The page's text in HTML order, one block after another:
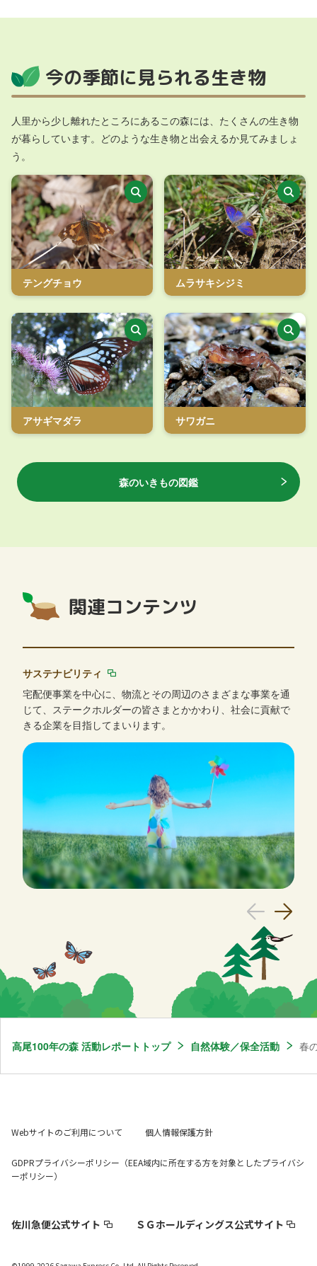
今の季節に見られる生き物
人里から少し離れたところにあるこの森には、たくさんの生き物
が暮らしています。どのような生き物と出会えるか見てみましょ
う。
テングチョウ ムラサキシジミ
アサギマダラ サワガニ
森のいきもの図鑑
関連コンテンツ
サステナビリティ
宅配便事業を中心に、物流とその周辺のさまざまな事業を通
じて、ステークホルダーの皆さまとかかわり、社会に貢献で
きる企業を目指してまいります。
高尾100年の森 活動レポートトップ 自然体験／保全活動 春
Webサイトのご利用について 個人情報保護方針
GDPRプライバシーポリシー（EEA域内に所在する方を対象としたプライバシ
ーポリシー）
佐川急便公式サイト ＳＧホールディングス公式サイト